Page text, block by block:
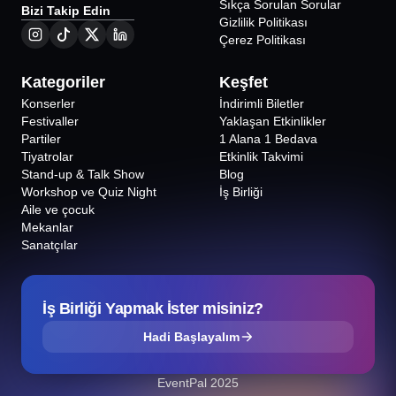
Bizi Takip Edin
Sıkça Sorulan Sorular
Gizlilik Politikası
Çerez Politikası
Kategoriler
Konserler
Festivaller
Partiler
Tiyatrolar
Stand-up & Talk Show
Workshop ve Quiz Night
Aile ve çocuk
Mekanlar
Sanatçılar
Keşfet
İndirimli Biletler
Yaklaşan Etkinlikler
1 Alana 1 Bedava
Etkinlik Takvimi
Blog
İş Birliği
İş Birliği Yapmak İster misiniz?
Hadi Başlayalım
EventPal 2025